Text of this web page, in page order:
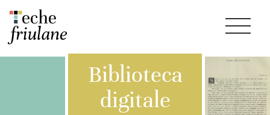
Biblioteca
digitale